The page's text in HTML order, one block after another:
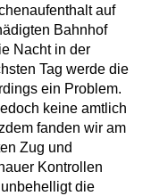
auf
Bahnhof
Nacht in der
Tag werde die
ein Problem.
keine amtlich
fanden wir am
Zug und
Kontrollen
die